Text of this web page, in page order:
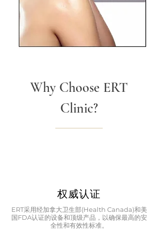
Why Choose ERT
Clinic?
权威认证
ERT采用经加拿大卫生部(Health Canada)和美
国FDA认证的设备和顶级产品，以确保最高的安
全性和有效性标准。